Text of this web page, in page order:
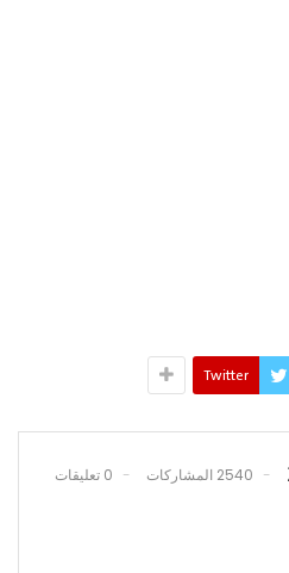
Twitter
2540 المشاركات 0 تعليقات